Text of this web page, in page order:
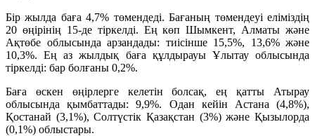
Бір жылда баға 4,7% төмендеді. Бағаның төмендеуі еліміздің
20 өңірінің 15-де тіркелді. Ең көп Шымкент, Алматы және
Ақтөбе облысында арзандады: тиісінше 15,5%, 13,6% және
10,3%. Ең аз жылдық баға құлдырауы Ұлытау облысында
тіркелді: бар болғаны 0,2%.
Баға өскен өңірлерге келетін болсақ, ең қатты Атырау
облысында қымбаттады: 9,9%. Одан кейін Астана (4,8%),
Қостанай (3,1%), Солтүстік Қазақстан (3%) және Қызылорда
(0,1%) облыстары.